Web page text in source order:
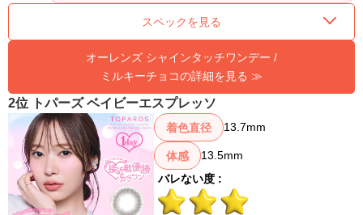
スペックを見る
オーレンズ シャインタッチワンデー /
ミルキーチョコの詳細を見る ≫
2位 トパーズ ベイビーエスプレッソ
着色直径 13.7mm
体感
13.5mm
バレない度 :